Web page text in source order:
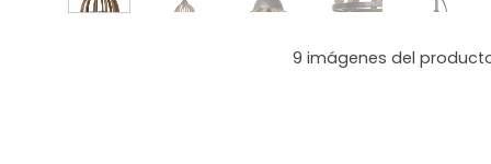
9 imágenes del